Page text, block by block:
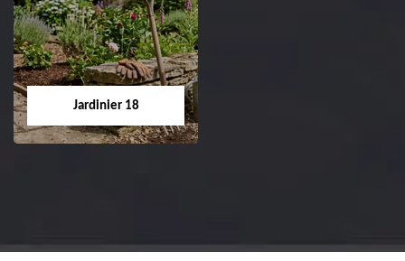
et haie 18
Entreprise dessouchage
arbre et haie 18 Cher
Jardinier 18